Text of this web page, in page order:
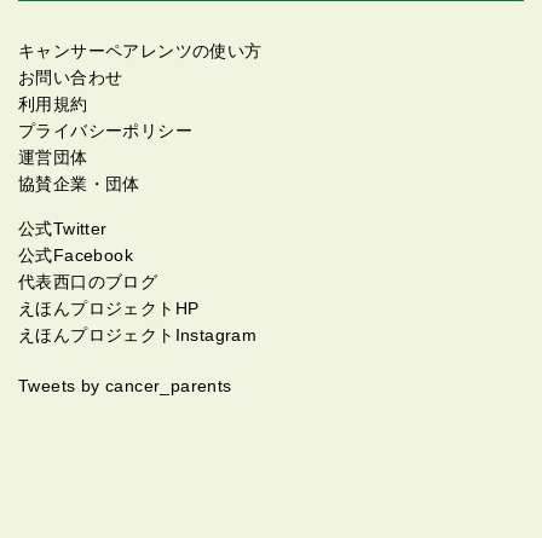
キャンサーペアレンツの使い方
お問い合わせ
利用規約
プライバシーポリシー
運営団体
協賛企業・団体
公式Twitter
公式Facebook
代表西口のブログ
えほんプロジェクトHP
えほんプロジェクトInstagram
Tweets by cancer_parents